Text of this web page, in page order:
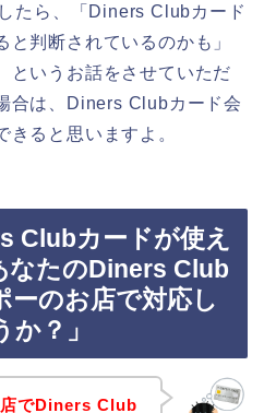
たら、「Diners Clubカード
判断されているのかも」
というお話をさせていただ
合は、Diners Clubカード会
ると思いますよ。
Clubカードが使え
なたのDiners Club
ーのお店で対応し
？」
店でDiners Club